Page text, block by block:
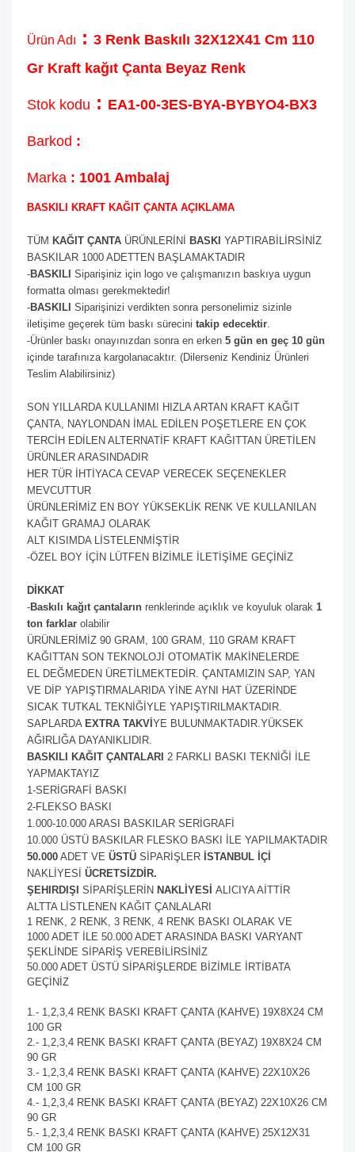
Ürün Adı : 3 Renk Baskılı 32X12X41 Cm 110
Gr Kraft kağıt Çanta Beyaz Renk
Stok kodu : EA1-00-3ES-BYA-BYBYO4-BX3
Barkod :
Marka : 1001 Ambalaj
BASKILI KRAFT KAĞIT ÇANTA AÇIKLAMA
TÜM KAĞIT ÇANTA ÜRÜNLERİNİ BASKI YAPTIRABİLİRSİNİZ
BASKILAR 1000 ADETTEN BAŞLAMAKTADIR
-BASKILI Siparişiniz için logo ve çalışmanızın baskıya uygun
formatta olması gerekmektedir!
-BASKILI Siparişinizi verdikten sonra personelimiz sizinle
iletişime geçerek tüm baskı sürecini takip edecektir
-Ürünler baskı onayınızdan sonra en erken 5 gün en geç 10 gün
içinde tarafınıza kargolanacaktır. (Dilerseniz Kendiniz Ürünleri
Teslim Alabilirsiniz)
SON YILLARDA KULLANIMI HIZLA ARTAN KRAFT KAĞIT
ÇANTA, NAYLONDAN İMAL EDİLEN POŞETLERE EN ÇOK
TERCİH EDİLEN ALTERNATİF KRAFT KAĞITTAN ÜRETİLEN
ÜRÜNLER ARASINDADIR
HER TÜR İHTİYACA CEVAP VERECEK SEÇENEKLER
MEVCUTTUR
ÜRÜNLERİMİZ EN BOY YÜKSEKLİK RENK VE KULLANILAN
KAĞIT GRAMAJ OLARAK
ALT KISIMDA LİSTELENMİŞTİR
-ÖZEL BOY İÇİN LÜTFEN BİZİMLE İLETİŞİME GEÇİNİZ
DİKKAT
-Baskılı kağıt çantaların renklerinde açıklık ve koyuluk olarak 1
ton farklar olabilir
ÜRÜNLERİMİZ 90 GRAM, 100 GRAM, 110 GRAM KRAFT
KAĞITTAN SON TEKNOLOJİ OTOMATİK MAKİNELERDE
EL DEĞMEDEN ÜRETİLMEKTEDİR. ÇANTAMIZIN SAP, YAN
VE DİP YAPIŞTIRMALARIDA YİNE AYNI HAT ÜZERİNDE
SICAK TUTKAL TEKNİĞİYLE YAPIŞTIRILMAKTADIR.
SAPLARDA EXTRA TAKVİYE BULUNMAKTADIR.YÜKSEK
AĞIRLIĞA DAYANIKLIDIR.
BASKILI KAĞIT ÇANTALARI 2 FARKLI BASKI TEKNİĞİ İLE
YAPMAKTAYIZ
1-SERİGRAFİ BASKI
2-FLEKSO BASKI
1.000-10.000 ARASI BASKILAR SERİGRAFİ
10.000 ÜSTÜ BASKILAR FLESKO BASKI İLE YAPILMAKTADIR
50.000 ADET VE ÜSTÜ SİPARİŞLER İSTANBUL İÇİ
NAKLİYESİ ÜCRETSİZDİR.
ŞEHIRDIŞI SİPARİŞLERİN NAKLİYESİ ALICIYA AİTTİR
ALTTA LİSTLENEN KAĞIT ÇANLALARI
1 RENK, 2 RENK, 3 RENK, 4 RENK BASKI OLARAK VE
1000 ADET İLE 50.000 ADET ARASINDA BASKI VARYANT
ŞEKLİNDE SİPARİŞ VEREBİLİRSİNİZ
50.000 ADET ÜSTÜ SİPARİŞLERDE BİZİMLE İRTİBATA
GEÇİNİZ
1.- 1,2,3,4 RENK BASKI KRAFT ÇANTA (KAHVE) 19X8X24 CM
100 GR
2.- 1,2,3,4 RENK BASKI KRAFT ÇANTA (BEYAZ) 19X8X24 CM
90 GR
3.- 1,2,3,4 RENK BASKI KRAFT ÇANTA (KAHVE) 22X10X26
CM 100 GR
4.- 1,2,3,4 RENK BASKI KRAFT ÇANTA (BEYAZ) 22X10X26 CM
90 GR
5.- 1,2,3,4 RENK BASKI KRAFT ÇANTA (KAHVE) 25X12X31
CM 100 GR